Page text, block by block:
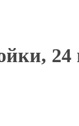
24